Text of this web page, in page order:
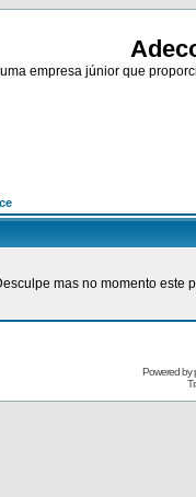
empresa júnior que
mas no momento este
Powered by